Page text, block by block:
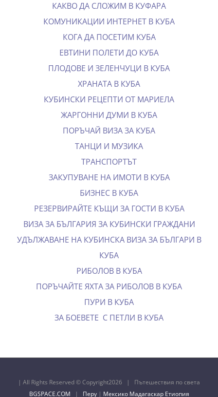
КАКВО ДА СЛОЖИМ В КУФАРА
КОМУНИКАЦИИ ИНТЕРНЕТ В КУБА
КОГА ДА ПОСЕТИМ КУБА
EВТИНИ ПОЛЕТИ ДО КУБА
ПЛОДОВЕ И ЗЕЛЕНЧУЦИ В КУБА
ХРАНАТА В КУБА
КУБИНСКИ РЕЦЕПТИ ОТ МАРИЕЛА
ЖАРГОННИ ДУМИ В КУБА
ПОРЪЧАЙ ВИЗА ЗА КУБА
ТАНЦИ И МУЗИКА
ТРАНСПОРТЪТ
ЗАКУПУВАНЕ НА ИМОТИ В КУБА
БИЗНЕС В КУБА
РЕЗЕРВИРАЙТЕ КЪЩИ ЗА ГОСТИ В КУБА
ВИЗА ЗА БЪЛГАРИЯ ЗА КУБИНСКИ ГРАЖДАНИ
УДЪЛЖАВАНЕ НА КУБИНСКА ВИЗА ЗА БЪЛГАРИ В
КУБА
РИБОЛОВ В КУБА
ПОРЪЧАЙТЕ ЯХТА ЗА РИБОЛОВ В КУБА
ПУРИ В КУБА
ЗА БОЕВЕТЕ С ПЕТЛИ В КУБА
| All Rights Reserved © Copyright2026 | Пътешествия по света
BGSPACE.COM | Перу | Мексико Мадагаскар Етиопия